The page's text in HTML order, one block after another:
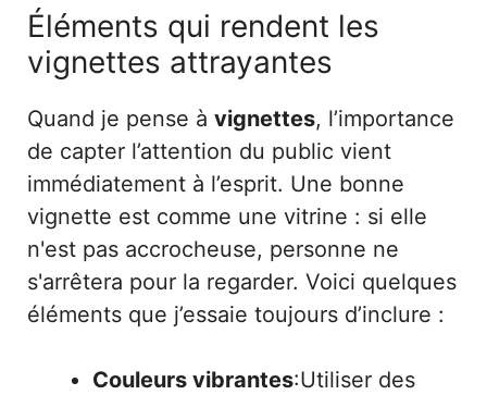
Éléments qui rendent les
vignettes attrayantes
Quand je pense à vignettes, l’importance
de capter l’attention du public vient
immédiatement à l’esprit. Une bonne
vignette est comme une vitrine : si elle
n'est pas accrocheuse, personne ne
s'arrêtera pour la regarder. Voici quelques
éléments que j’essaie toujours d’inclure :
Couleurs vibrantes:Utiliser des